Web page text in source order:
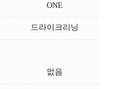
ONE
드라이크리닝
없음